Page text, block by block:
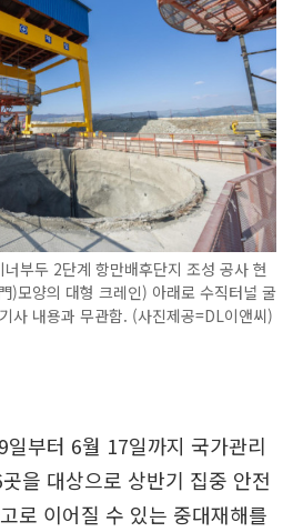
부두 2단계 항만배후단지 조성 공사 현
)모양의 대형 크레인) 아래로 수직터널 굴
사 내용과 무관함. (사진제공=DL이앤씨)
부터 6월 17일까지 국가관리
을 대상으로 상반기 집중 안전
로 이어질 수 있는 중대재해를